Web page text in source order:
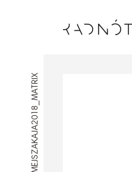
IRODALOMEJSZAKAJA2018_MATRIX